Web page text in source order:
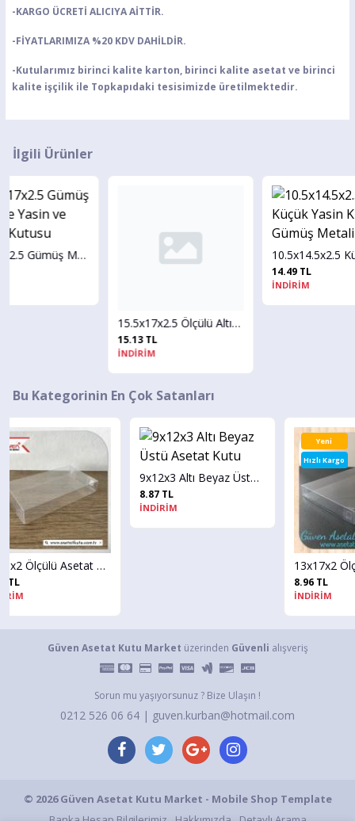
-KARGO ÜCRETİ ALICIYA AİTTİR.
-FİYATLARIMIZA %20 KDV DAHİLDİR.
-Kutularımız birinci kalite karton, birinci kalite asetat ve birinci
kalite işçilik ile Topkapıdaki tesisimizde üretilmektedir.
İlgili Ürünler
15.5x17x2.5 Gümüş Metalize Yasin ve Tespih Kutusu
15.5x17x2.5 Ölçülü Altı Kraft Karton Üstü Asetat Kutu
10.5x14.5x2.5 Küçük Yasin Kutusu Gümüş Metalize
Bu Kategorinin En Çok Satanları
7x13x2 Ölçülü Asetat Ayna Kutusu
9x12x3 Altı Beyaz Üstü Asetat Kutu
8.87 TL
İNDİRİM
Yeni
Hızlı Kargo
13x17x2 Ölçülü Şeffaf Asetat Yasin Kutusu
Güven Asetat Kutu Market üzerinden Güvenli alışveriş
Sorun mu yaşıyorsunuz ? Bize Ulaşın !
0212 526 06 64 | guven.kurban@hotmail.com
© 2026 Güven Asetat Kutu Market - Mobile Shop Template